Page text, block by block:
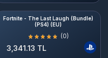
Fortnite - The Last Laugh (Bundle)
(PS4) (EU)
(0)
3,341.13 TL